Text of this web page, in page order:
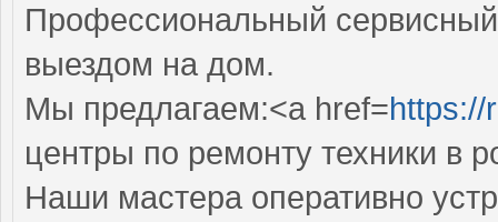
Профессиональный
выездом на дом.
Мы предлагаем:<a href=https://
центры по ремонту техники в
Наши мастера оперативно